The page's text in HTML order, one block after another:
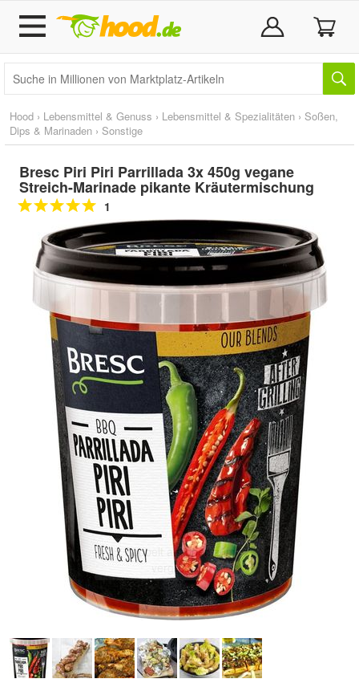
Hood › Lebensmittel & Genuss › Lebensmittel & Spezialitäten › Soßen,
Dips & Marinaden › Sonstige
Bresc Piri Piri Parrillada 3x 450g vegane
Streich-Marinade pikante Kräutermischung
1
Doppelt antippen zum
vergrößern